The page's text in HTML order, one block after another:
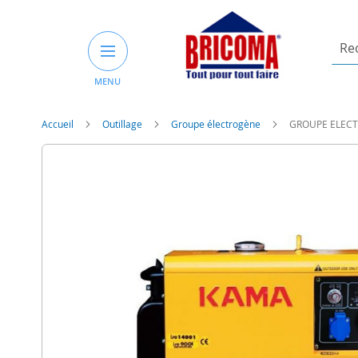
MENU
une
Accueil Outillage Groupe électrogène GROUPE
Skip